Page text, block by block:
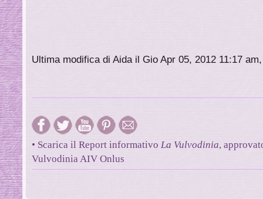
Ultima modifica di Aida il Gio Apr 05, 2012 11:17
• Scarica il Report informativo La Vulvodinia,
Vulvodinia AIV Onlus